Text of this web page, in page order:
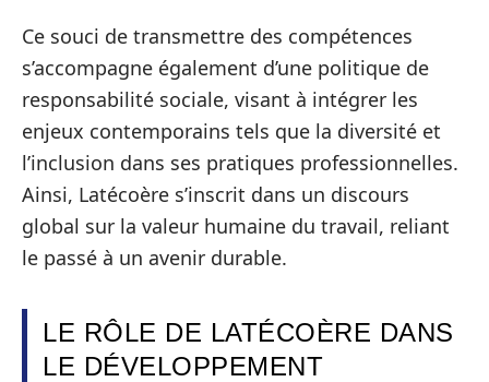
Ce souci de transmettre des compétences
s’accompagne également d’une politique de
responsabilité sociale, visant à intégrer les
enjeux contemporains tels que la diversité et
l’inclusion dans ses pratiques professionnelles.
Ainsi, Latécoère s’inscrit dans un discours
global sur la valeur humaine du travail, reliant
le passé à un avenir durable.
LE RÔLE DE LATÉCOÈRE DANS
LE DÉVELOPPEMENT